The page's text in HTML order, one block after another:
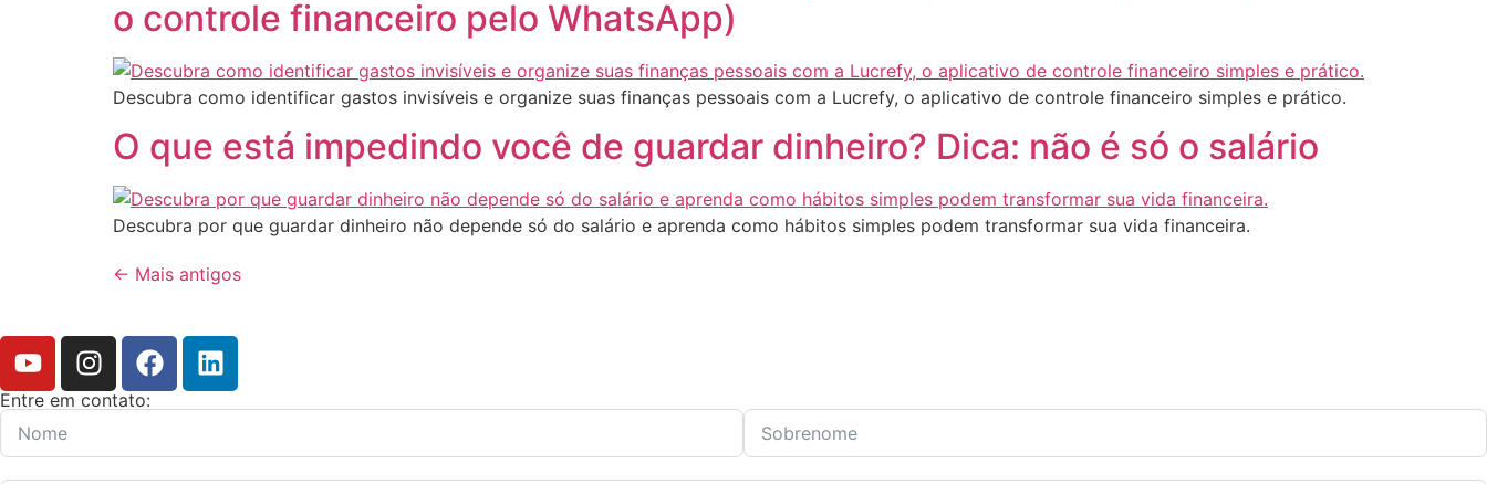
o controle financeiro pelo WhatsApp)
Descubra como identificar gastos invisíveis e organize suas finanças pessoais com a Lucrefy, o aplicativo de controle financeiro simples e prático.
O que está impedindo você de guardar dinheiro? Dica: não é só o salário
Descubra por que guardar dinheiro não depende só do salário e aprenda como hábitos simples podem transformar sua vida financeira.
← Mais antigos
Entre em contato: